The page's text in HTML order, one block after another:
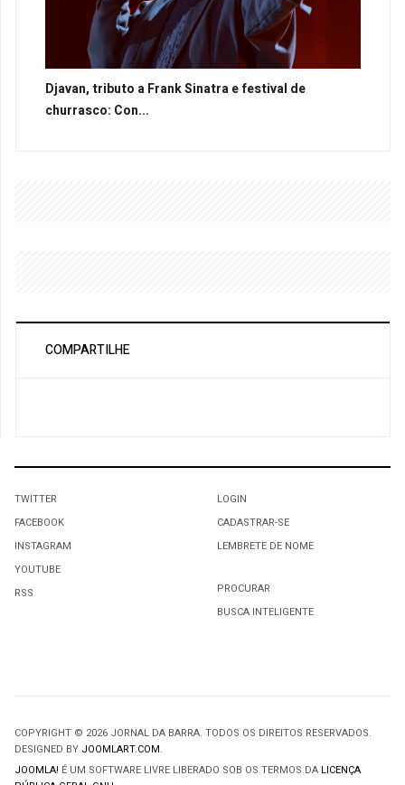
Djavan, tributo a Frank Sinatra e festival de
churrasco: Con...
COMPARTILHE
TWITTER
FACEBOOK
INSTAGRAM
YOUTUBE
RSS
LOGIN
CADASTRAR-SE
LEMBRETE DE NOME
PROCURAR
BUSCA INTELIGENTE
COPYRIGHT © 2026 JORNAL DA BARRA. TODOS OS DIREITOS RESERVADOS.
DESIGNED BY JOOMLART.COM.
JOOMLA! É UM SOFTWARE LIVRE LIBERADO SOB OS TERMOS DA LICENÇA